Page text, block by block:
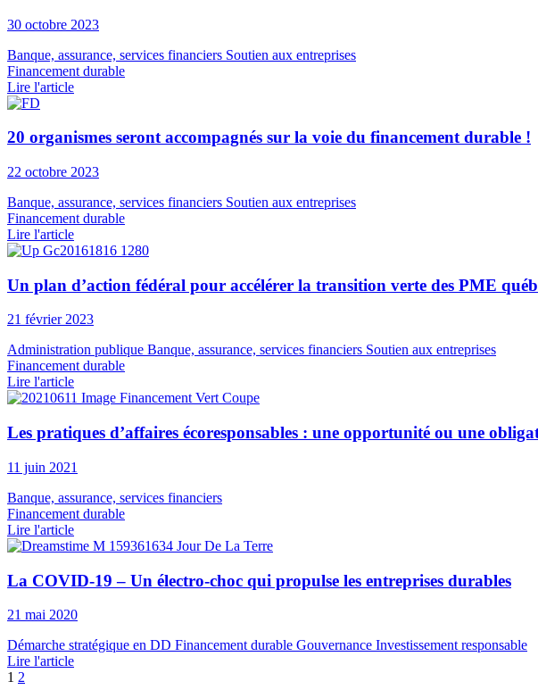
30 octobre 2023
Banque, assurance, services financiers Soutien aux entreprises
Financement durable
Lire l'article
20 organismes seront accompagnés sur la voie du financement durable !
22 octobre 2023
Banque, assurance, services financiers Soutien aux entreprises
Financement durable
Lire l'article
Un plan d’action fédéral pour accélérer la transition verte des PME
21 février 2023
Administration publique Banque, assurance, services financiers Soutien aux entreprises
Financement durable
Lire l'article
Les pratiques d’affaires écoresponsables : une opportunité ou une
11 juin 2021
Banque, assurance, services financiers
Financement durable
Lire l'article
La COVID-19 – Un électro-choc qui propulse les entreprises durables
21 mai 2020
Démarche stratégique en DD Financement durable Gouvernance Investissement responsable
Lire l'article
1 2